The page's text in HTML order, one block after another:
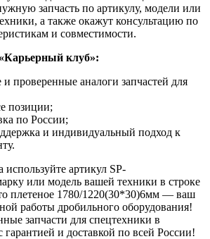
запчасть по артикулу, модели или
а также окажут консультацию по
и совместимости.
клуб»:
проверенные аналоги запчастей для
позиции;
по России;
и индивидуальный подход к
артикул SP-
или модель вашей техники в строке
плетеное 1780/1220(30*30)6мм — ваш
работы дробильного оборудования!
запчасти для спецтехники в
гарантией и доставкой по всей России!